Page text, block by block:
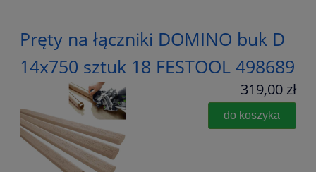
Pręty na łączniki DOMINO buk D
14x750 sztuk 18 FESTOOL 498689
319,00 zł
do koszyka